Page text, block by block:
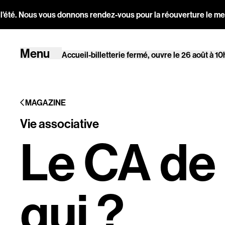
rendez-vous pour la réouverture le mercredi 26 août
Menu Ouvrir la navigation principale
Accueil-billetterie fermé, ouvre le 26 août à
MAGAZINE
Vie associative
Le CA
Ouvrir la navigation principale
Magazine
Stereolux
Arts &